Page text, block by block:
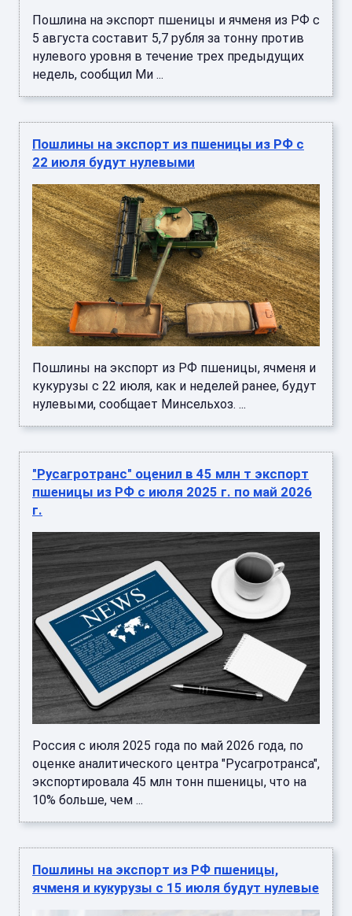
Пошлина на экспорт пшеницы и ячменя из РФ с
5 августа составит 5,7 рубля за тонну против
нулевого уровня в течение трех предыдущих
недель, сообщил Ми ...
Пошлины на экспорт из пшеницы из РФ с
22 июля будут нулевыми
Пошлины на экспорт из РФ пшеницы, ячменя и
кукурузы с 22 июля, как и неделей ранее, будут
нулевыми, сообщает Минсельхоз. ...
"Русагротранс" оценил в 45 млн т экспорт
пшеницы из РФ с июля 2025 г. по май 2026
г.
Россия с июля 2025 года по май 2026 года, по
оценке аналитического центра "Русагротранса",
экспортировала 45 млн тонн пшеницы, что на
10% больше, чем ...
Пошлины на экспорт из РФ пшеницы,
ячменя и кукурузы с 15 июля будут нулевые